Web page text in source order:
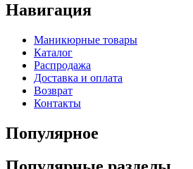
Навигация
Маникюрные товары
Каталог
Распродажа
Доставка и оплата
Возврат
Контакты
Популярное